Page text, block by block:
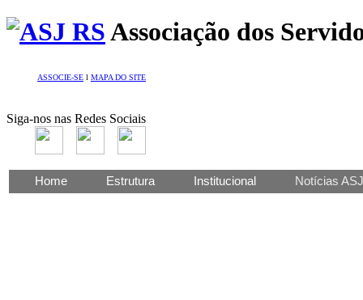
Associação dos
ASSOCIE-SE l MAPA DO SITE
Siga-nos nas Redes Sociais
Home Estrutura Institucional Notícias ASJ